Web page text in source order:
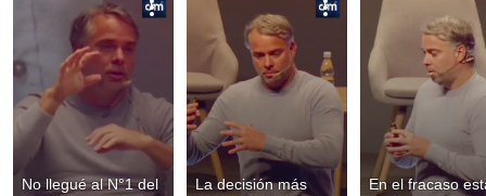
No llegué al N°1 del
La decisión más
En el fracaso